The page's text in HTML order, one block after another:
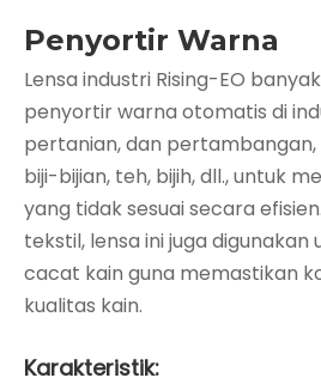
Penyortir Warna
Lensa industri Rising-EO
penyortir warna otomatis di
pertanian, dan
biji-bijian, teh, bijih, dll., untuk
yang tidak sesuai secara
tekstil, lensa ini juga
cacat kain guna memastikan
kualitas kain.
Karakteristik: